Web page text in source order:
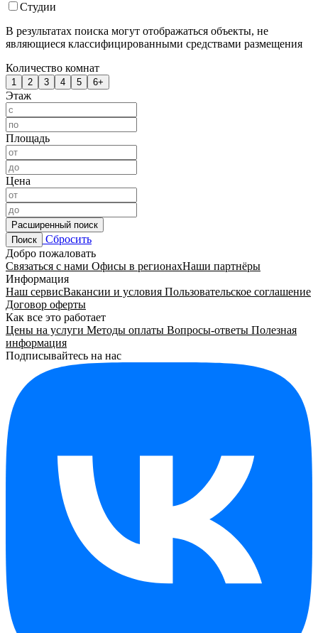
Студии
В результатах поиска могут отображаться объекты, не
являющиеся классифицированными средствами размещения
Количество комнат
1 2 3 4 5 6+
Этаж
Площадь
Цена
Расширенный поиск
Поиск
Сбросить
Добро пожаловать
Связаться с нами Офисы в регионахНаши партнёры
Информация
Наш сервисВакансии и условия Пользовательское соглашение
Договор оферты
Как все это работает
Цены на услуги Методы оплаты Вопросы-ответы Полезная
информация
Подписывайтесь на нас